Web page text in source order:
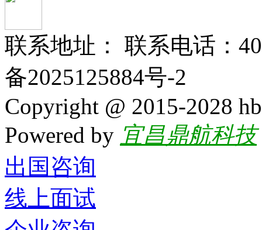
联系地址： 联系电话：
备2025125884号-2
Copyright @ 2015-2028
Powered by 宜昌鼎航科技
出国咨询
线上面试